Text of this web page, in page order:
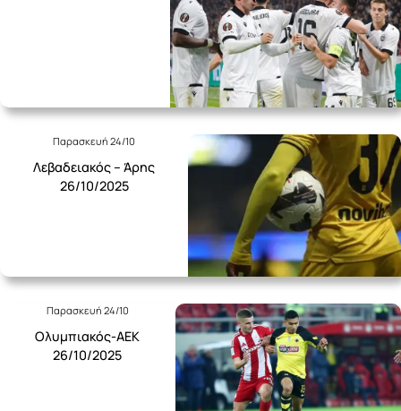
Παρασκευή 24/10
Λεβαδειακός – Άρης
26/10/2025
Παρασκευή 24/10
Ολυμπιακός-ΑΕΚ
26/10/2025